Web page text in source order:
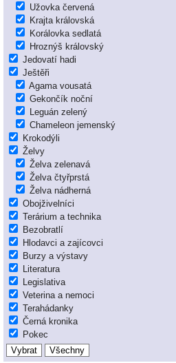
Užovka červená
Krajta královská
Korálovka sedlatá
Hroznýš královský
Jedovatí hadi
Ještěři
Agama vousatá
Gekončík noční
Leguán zelený
Chameleon jemenský
Krokodýli
Želvy
Želva zelenavá
Želva čtyřprstá
Želva nádherná
Obojživelníci
Terárium a technika
Bezobratlí
Hlodavci a zajícovci
Burzy a výstavy
Literatura
Legislativa
Veterina a nemoci
Terahádanky
Černá kronika
Pokec